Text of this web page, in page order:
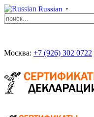
Russian ▼
Москва: +7 (926) 302 0722